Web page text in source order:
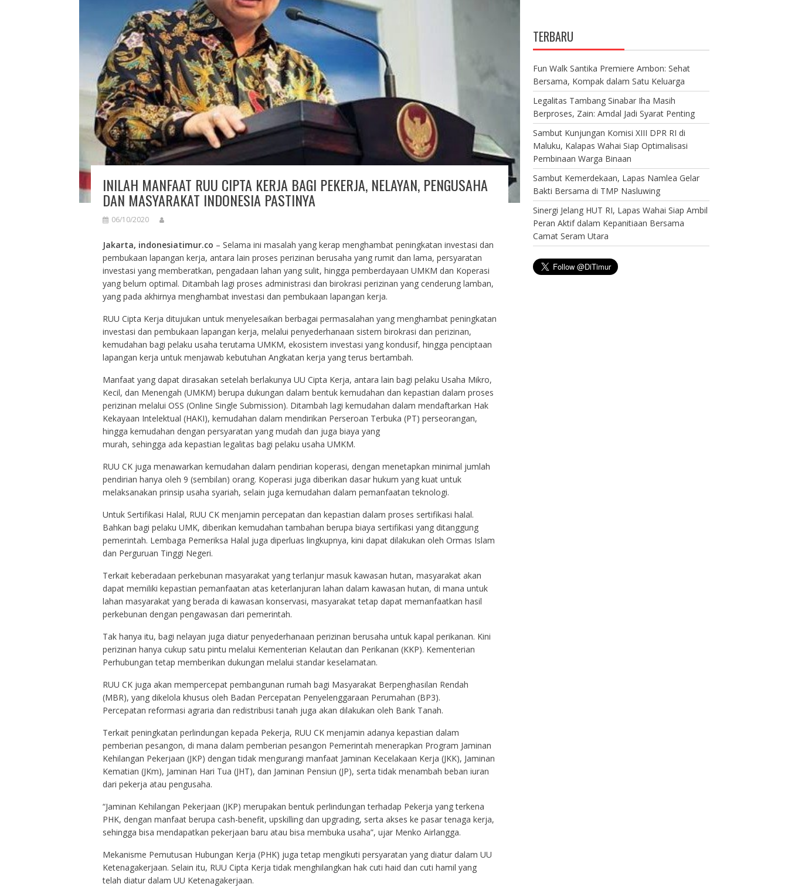
INILAH MANFAAT RUU CIPTA KERJA BAGI PEKERJA, NELAYAN, PENGUSAHA
DAN MASYARAKAT INDONESIA PASTINYA
06/10/2020
Jakarta, indonesiatimur.co – Selama ini masalah yang kerap menghambat peningkatan investasi dan
pembukaan lapangan kerja, antara lain proses perizinan berusaha yang rumit dan lama, persyaratan
investasi yang memberatkan, pengadaan lahan yang sulit, hingga pemberdayaan UMKM dan Koperasi
yang belum optimal. Ditambah lagi proses administrasi dan birokrasi perizinan yang cenderung lamban,
yang pada akhirnya menghambat investasi dan pembukaan lapangan kerja.
RUU Cipta Kerja ditujukan untuk menyelesaikan berbagai permasalahan yang menghambat peningkatan
investasi dan pembukaan lapangan kerja, melalui penyederhanaan sistem birokrasi dan perizinan,
kemudahan bagi pelaku usaha terutama UMKM, ekosistem investasi yang kondusif, hingga penciptaan
lapangan kerja untuk menjawab kebutuhan Angkatan kerja yang terus bertambah.
Manfaat yang dapat dirasakan setelah berlakunya UU Cipta Kerja, antara lain bagi pelaku Usaha Mikro,
Kecil, dan Menengah (UMKM) berupa dukungan dalam bentuk kemudahan dan kepastian dalam proses
perizinan melalui OSS (Online Single Submission). Ditambah lagi kemudahan dalam mendaftarkan Hak
Kekayaan Intelektual (HAKI), kemudahan dalam mendirikan Perseroan Terbuka (PT) perseorangan,
hingga kemudahan dengan persyaratan yang mudah dan juga biaya yang
murah, sehingga ada kepastian legalitas bagi pelaku usaha UMKM.
RUU CK juga menawarkan kemudahan dalam pendirian koperasi, dengan menetapkan minimal jumlah
pendirian hanya oleh 9 (sembilan) orang. Koperasi juga diberikan dasar hukum yang kuat untuk
melaksanakan prinsip usaha syariah, selain juga kemudahan dalam pemanfaatan teknologi.
Untuk Sertifikasi Halal, RUU CK menjamin percepatan dan kepastian dalam proses sertifikasi halal.
Bahkan bagi pelaku UMK, diberikan kemudahan tambahan berupa biaya sertifikasi yang ditanggung
pemerintah. Lembaga Pemeriksa Halal juga diperluas lingkupnya, kini dapat dilakukan oleh Ormas Islam
dan Perguruan Tinggi Negeri.
Terkait keberadaan perkebunan masyarakat yang terlanjur masuk kawasan hutan, masyarakat akan
dapat memiliki kepastian pemanfaatan atas keterlanjuran lahan dalam kawasan hutan, di mana untuk
lahan masyarakat yang berada di kawasan konservasi, masyarakat tetap dapat memanfaatkan hasil
perkebunan dengan pengawasan dari pemerintah.
Tak hanya itu, bagi nelayan juga diatur penyederhanaan perizinan berusaha untuk kapal perikanan. Kini
perizinan hanya cukup satu pintu melalui Kementerian Kelautan dan Perikanan (KKP). Kementerian
Perhubungan tetap memberikan dukungan melalui standar keselamatan.
RUU CK juga akan mempercepat pembangunan rumah bagi Masyarakat Berpenghasilan Rendah
(MBR), yang dikelola khusus oleh Badan Percepatan Penyelenggaraan Perumahan (BP3).
Percepatan reformasi agraria dan redistribusi tanah juga akan dilakukan oleh Bank Tanah.
Terkait peningkatan perlindungan kepada Pekerja, RUU CK menjamin adanya kepastian dalam
pemberian pesangon, di mana dalam pemberian pesangon Pemerintah menerapkan Program Jaminan
Kehilangan Pekerjaan (JKP) dengan tidak mengurangi manfaat Jaminan Kecelakaan Kerja (JKK), Jaminan
Kematian (JKm), Jaminan Hari Tua (JHT), dan Jaminan Pensiun (JP), serta tidak menambah beban iuran
dari pekerja atau pengusaha.
“Jaminan Kehilangan Pekerjaan (JKP) merupakan bentuk perlindungan terhadap Pekerja yang terkena
PHK, dengan manfaat berupa cash-benefit, upskilling dan upgrading, serta akses ke pasar tenaga kerja,
sehingga bisa mendapatkan pekerjaan baru atau bisa membuka usaha”, ujar Menko Airlangga.
Mekanisme Pemutusan Hubungan Kerja (PHK) juga tetap mengikuti persyaratan yang diatur dalam UU
Ketenagakerjaan. Selain itu, RUU Cipta Kerja tidak menghilangkan hak cuti haid dan cuti hamil yang
telah diatur dalam UU Ketenagakerjaan.
TERBARU
Fun Walk Santika Premiere Ambon: Sehat
Bersama, Kompak dalam Satu Keluarga
Legalitas Tambang Sinabar Iha Masih
Berproses, Zain: Amdal Jadi Syarat Penting
Sambut Kunjungan Komisi XIII DPR RI di
Maluku, Kalapas Wahai Siap Optimalisasi
Pembinaan Warga Binaan
Sambut Kemerdekaan, Lapas Namlea Gelar
Bakti Bersama di TMP Nasluwing
Sinergi Jelang HUT RI, Lapas Wahai Siap Ambil
Peran Aktif dalam Kepanitiaan Bersama
Camat Seram Utara